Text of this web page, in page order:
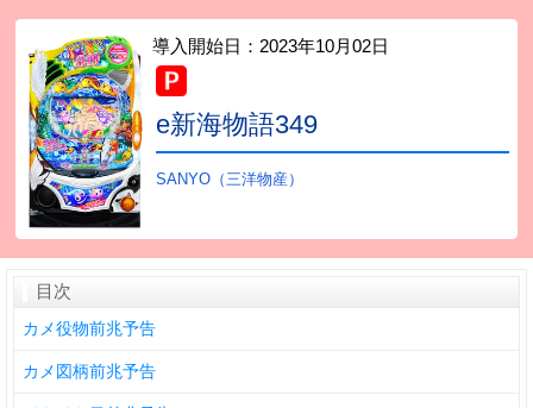
導入開始日： 2023年10月02日
e新海物語349
SANYO（三洋物産）
目次
カメ役物前兆予告
カメ図柄前兆予告